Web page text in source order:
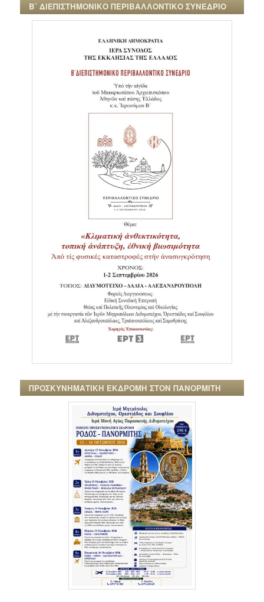
Β΄ ΔΙΕΠΙΣΤΗΜΟΝΙΚΟ ΠΕΡΙΒΑΛΛΟΝΤΙΚΟ ΣΥΝΕΔΡΙΟ
ΠΡΟΣΚΥΝΗΜΑΤΙΚΗ ΕΚΔΡΟΜΗ ΣΤΟΝ ΠΑΝΟΡΜΙΤΗ